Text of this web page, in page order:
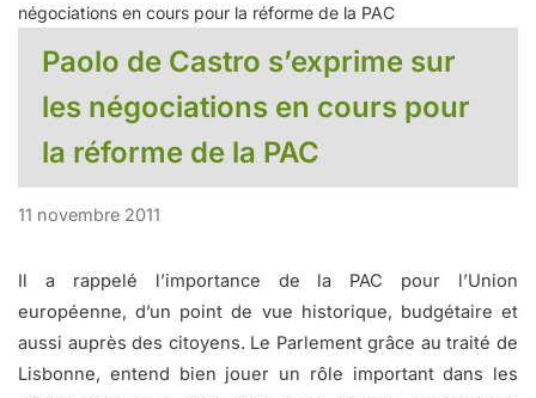
négociations en cours pour la réforme de la PAC
Paolo de Castro s’exprime sur
les négociations en cours pour
la réforme de la PAC
11 novembre 2011
Il a rappelé l’importance de la PAC pour l’Union
européenne, d’un point de vue historique, budgétaire et
aussi auprès des citoyens. Le Parlement grâce au traité de
Lisbonne, entend bien jouer un rôle important dans les